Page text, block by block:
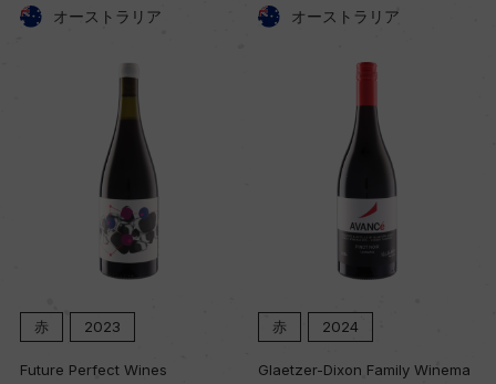
ヴィンテージ順に表示
オーストラリア
赤 2023
Future Perfect Wines
オーストラリア
赤 2024
Glaetzer-Dixon Family Winema